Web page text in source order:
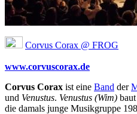
Corvus Corax @ FROG
www.corvuscorax.de
Corvus Corax ist eine Band der
und Venustus. Venustus (Wim)
die damals junge Musikgruppe